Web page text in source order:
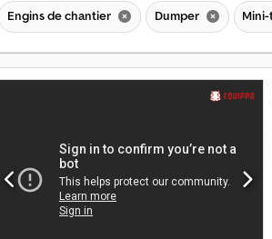
Engins de chantier Dumper